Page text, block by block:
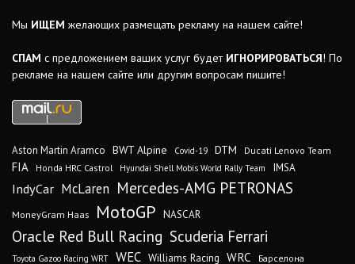
Мы ИЩЕМ желающих размещать рекламу на нашем сайте!
СПАМ с предложением ваших услуг будет ИГНОРИРОВАТЬСЯ! По
рекламе на нашем сайте или другим вопросам пишите!
Aston Martin Aramco BWT Alpine Covid-19 DTM Ducati Lenovo Team
FIA Honda HRC Castrol Hyundai Shell Mobis World Rally Team IMSA
IndyCar McLaren Mercedes-AMG PETRONAS
MoneyGram Haas MotoGP NASCAR
Oracle Red Bull Racing Scuderia Ferrari
Toyota Gazoo Racing WRT WEC Williams Racing WRC Барселона